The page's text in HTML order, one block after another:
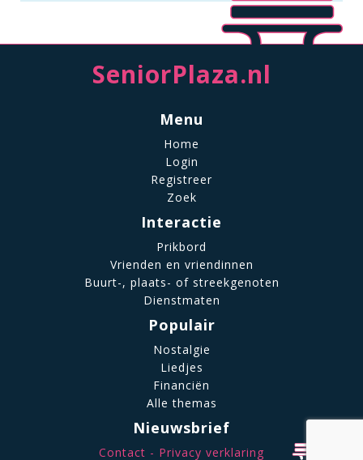
SeniorPlaza.nl
Menu
Home
Login
Registreer
Zoek
Interactie
Prikbord
Vrienden en vriendinnen
Buurt-, plaats- of streekgenoten
Dienstmaten
Populair
Nostalgie
Liedjes
Financiën
Alle themas
Nieuwsbrief
Contact Privacy verklaring